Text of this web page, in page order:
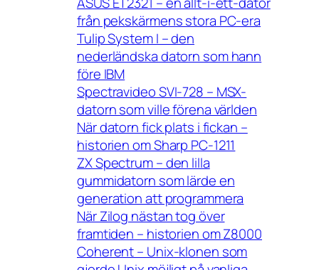
från pekskärmens stora PC-era
Tulip System I – den
nederländska datorn som hann
före IBM
Spectravideo SVI-728 – MSX-
datorn som ville förena världen
När datorn fick plats i fickan –
historien om Sharp PC-1211
ZX Spectrum – den lilla
gummidatorn som lärde en
generation att programmera
När Zilog nästan tog över
framtiden – historien om Z8000
Coherent – Unix-klonen som